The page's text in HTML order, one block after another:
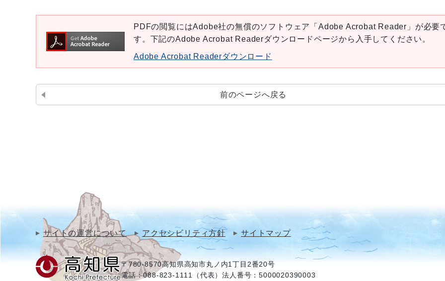
PDFの閲覧にはAdobe社の無償のソフトウェア「Adobe Acrobat Reader」が必要
す。下記のAdobe Acrobat Readerダウンロードページから入手してください。
Adobe Acrobat Readerダウンロード
前のページへ戻る
サイトの運営について アクセシビリティ方針 サイトマップ
〒780-8570高知県高知市丸ノ内1丁目2番20号
電話：088-823-1111（代表）法人番号：5000020390003